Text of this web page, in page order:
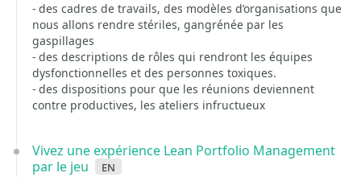
- des cadres de travails, des modèles d’organisations que
nous allons rendre stériles, gangrénée par les
gaspillages
- des descriptions de rôles qui rendront les équipes
dysfonctionnelles et des personnes toxiques.
- des dispositions pour que les réunions deviennent
contre productives, les ateliers infructueux
Vivez une expérience Lean Portfolio Management
par le jeu
en